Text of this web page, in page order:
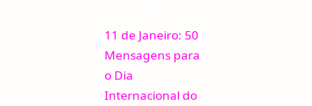
11 de Janeiro: 50
Mensagens para
o Dia
Internacional do